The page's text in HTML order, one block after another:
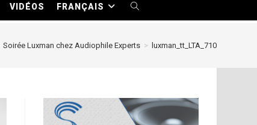
VIDÉOS FRANÇAIS TOGGLE
Soirée Luxman chez Audiophile Experts > luxman_tt_LTA_710